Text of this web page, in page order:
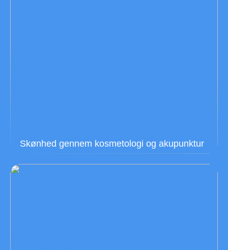
Skønhed gennem kosmetologi og akupunktur